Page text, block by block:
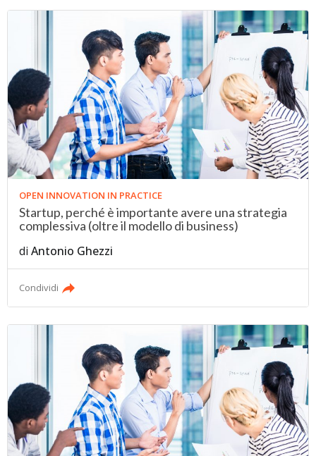
OPEN INNOVATION IN PRACTICE
Startup, perché è importante avere una strategia
complessiva (oltre il modello di business)
diAntonio Ghezzi
Condividi